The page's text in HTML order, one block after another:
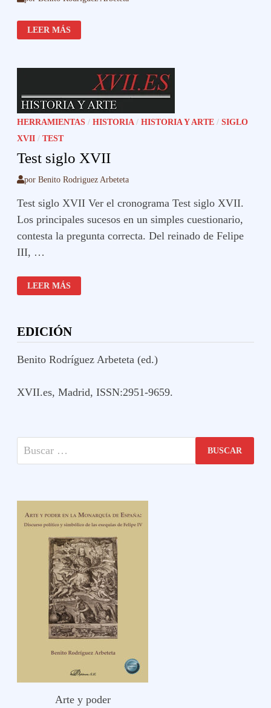
EMBLEMÁTICA
E
ICONOLOGIA
LEER MÁS
HERRAMIENTAS /HISTORIA/HISTORIA Y ARTE /SIGLO
XVII /TEST
Test siglo XVII
porBenito Rodriguez Arbeteta
Test siglo XVII Ver el cronograma Test siglo XVII.
Los principales sucesos en un simples cuestionario,
contesta la pregunta correcta. Del reinado de Felipe
III, …
TEST
SIGLO
XVII
LEER MÁS
EDICIÓN
Benito Rodríguez Arbeteta (ed.)
XVII.es, Madrid, ISSN:2951-9659.
Buscar:
Arte y poder